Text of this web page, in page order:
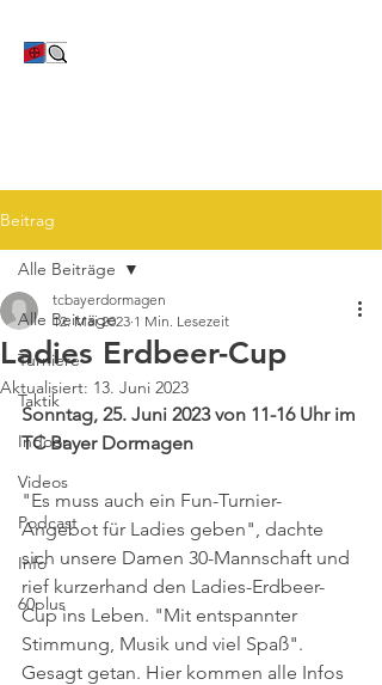
Beitrag
Alle Beiträge
Turniere
Taktik
Indoor
Videos
Podcast
Info
60plus
Alle Beiträge
Ladies Erdbeer-Cup
tcbayerdormagen
12. Mai 2023 1 Min. Lesezeit
Aktualisiert: 13. Juni 2023
Sonntag, 25. Juni 2023 von 11-16 Uhr im
TC Bayer Dormagen
"Es muss auch ein Fun-Turnier-
Angebot für Ladies geben", dachte
sich unsere Damen 30-Mannschaft und
rief kurzerhand den Ladies-Erdbeer-
Cup ins Leben. "Mit entspannter
Stimmung, Musik und viel Spaß".
Gesagt getan. Hier kommen alle Infos